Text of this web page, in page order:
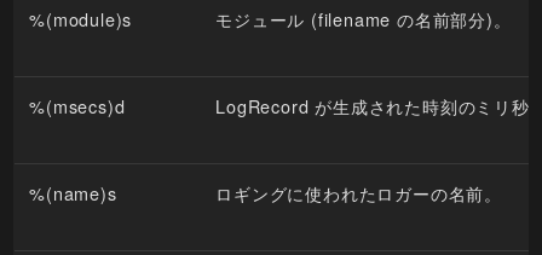
%(module)s モジュール (filename の名前部分)。
%(msecs)d LogRecord が生成された時刻のミリ秒
%(name)s ロギングに使われたロガーの名前。